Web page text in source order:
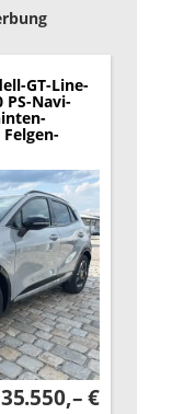
GT-Line-
PS-Navi-
35.550,– €